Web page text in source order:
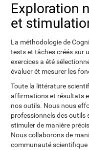
Exploration
et
La méthodologie de
tests et tâches créés sur
exercices a été
évaluer ét mesurer les
Toute la littérature
affirmations et résultats
nos outils. Nous nous
professionnels des outils
stimuler de manière
Nous collaborons de
communauté